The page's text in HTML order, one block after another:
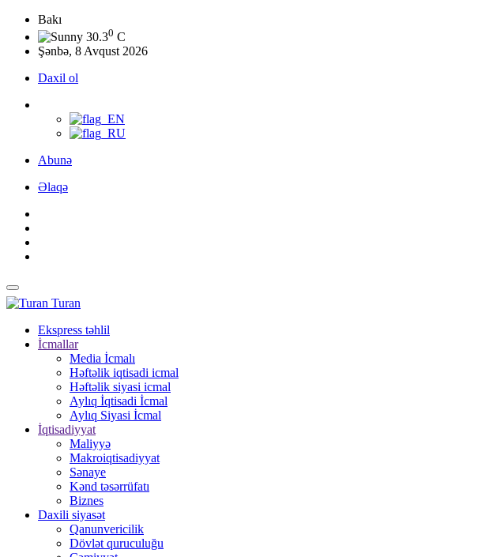
Bakı
30.30 C
Şənbə, 8 Avqust 2026
Daxil ol
Abunə
Əlaqə
Turan
Ekspress təhlil
İcmallar
Media İcmalı
Həftəlik iqtisadi icmal
Həftəlik siyasi icmal
Aylıq İqtisadi İcmal
Aylıq Siyasi İcmal
İqtisadiyyat
Maliyyə
Makroiqtisadiyyat
Sənaye
Kənd təsərrüfatı
Biznes
Daxili siyasət
Qanunvericilik
Dövlət quruculuğu